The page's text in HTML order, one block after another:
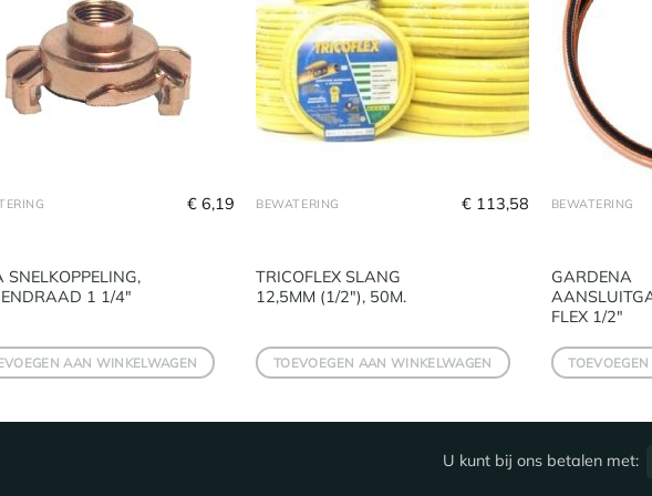
SNELKOPPELING,
1 1/4″
€6,19
AAN WINKELWAGEN
BEWATERING
TRICOFLEX SLANG
12,5MM (1/2″), 50M.
€113,58
TOEVOEGEN AAN WINKELWAGEN
BEWATERING
GARDENA
FLEX 1/2″
U kunt bij ons betalen met: